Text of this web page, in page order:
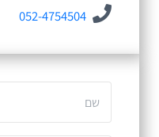
052-4754504